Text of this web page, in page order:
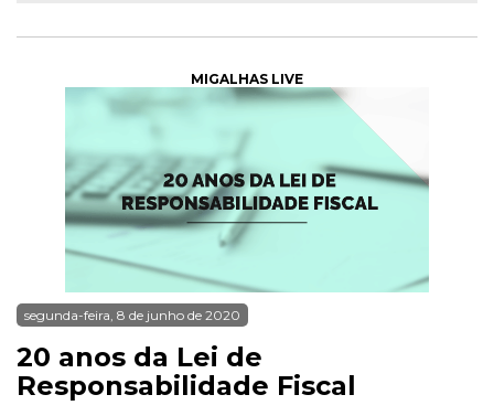
MIGALHAS LIVE
segunda-feira, 8 de junho de 2020
20 anos da Lei de
Responsabilidade Fiscal